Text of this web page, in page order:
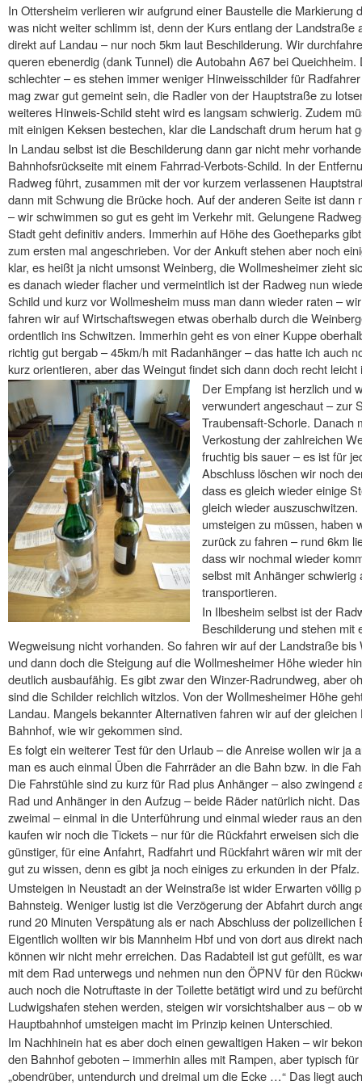
In Ottersheim verlieren wir aufgrund einer Baustelle die Markierung
was nicht weiter schlimm ist, denn der Kurs entlang der
direkt auf Landau – nur noch 5km laut Beschilderung. Wir
queren ebenerdig (dank Tunnel) die Autobahn A67 bei
schlechter – es stehen immer weniger Hinweisschilder für
mag zwar gut gemeint sein, die Radler von der Hauptstraße zu
weiteres Hinweis-Schild steht wird es langsam schwierig. Zudem
mit einigen Keksen bestechen, klar die Landschaft drum herum hat
In Landau selbst ist die Beschilderung dann gar nicht mehr
Bahnhofsrückseite mit einem Fahrrad-Verbots-Schild. In der
Radweg führt, zusammen mit der vor kurzem verlassenen
dann mit Schwung die Brücke hoch. Auf der anderen Seite ist
– wir schwimmen so gut es geht im Verkehr mit. Gelungene
Stadt geht definitiv anders. Immerhin auf Höhe des Goetheparks
zum ersten mal angeschrieben. Vor der Ankuft stehen aber noch
klar, es heißt ja nicht umsonst Weinberg, die Wollmesheimer zieht
es danach wieder flacher und vermeintlich ist der Radweg nun
Schild und kurz vor Wollmesheim muss man dann wieder raten –
fahren wir auf Wirtschaftswegen etwas oberhalb durch die
ordentlich ins Schwitzen. Immerhin geht es von einer Kuppe
richtig gut bergab – 45km/h mit Radanhänger – das hatte ich auch
kurz orientieren, aber das Weingut findet sich dann doch recht
Der Empfang ist herzlich und
verwundert angeschaut – zur
Traubensaft-Schorle. Danach
Verkostung der zahlreichen
fruchtig bis sauer – es ist für
Abschluss löschen wir noch
dass es gleich wieder einige
gleich wieder
umsteigen zu müssen, haben
zurück zu fahren – rund 6km
dass wir nochmal wieder
selbst mit Anhänger
transportieren.
In Ilbesheim selbst ist der
Beschilderung und stehen mit
Wegweisung nicht vorhanden. So fahren wir auf der Landstraße
und dann doch die Steigung auf die Wollmesheimer Höhe wieder
deutlich ausbaufähig. Es gibt zwar den Winzer-Radrundweg, aber
sind die Schilder reichlich witzlos. Von der Wollmesheimer Höhe
Landau. Mangels bekannter Alternativen fahren wir auf der
Bahnhof, wie wir gekommen sind.
Es folgt ein weiterer Test für den Urlaub – die Anreise wollen wir ja
man es auch einmal Üben die Fahrräder an die Bahn bzw. in die
Die Fahrstühle sind zu kurz für Rad plus Anhänger – also zwingend
Rad und Anhänger in den Aufzug – beide Räder natürlich nicht.
zweimal – einmal in die Unterführung und einmal wieder raus an
kaufen wir noch die Tickets – nur für die Rückfahrt erweisen sich
günstiger, für eine Anfahrt, Radfahrt und Rückfahrt wären wir mit
gut zu wissen, denn es gibt ja noch einiges zu erkunden in der Pfalz.
Umsteigen in Neustadt an der Weinstraße ist wider Erwarten völlig
Bahnsteig. Weniger lustig ist die Verzögerung der Abfahrt durch
rund 20 Minuten Verspätung als er nach Abschluss der
Eigentlich wollten wir bis Mannheim Hbf und von dort aus direkt
können wir nicht mehr erreichen. Das Radabteil ist gut gefüllt, es
mit dem Rad unterwegs und nehmen nun den ÖPNV für den
auch noch die Notruftaste in der Toilette betätigt wird und zu
Ludwigshafen stehen werden, steigen wir vorsichtshalber aus – ob
Hauptbahnhof umsteigen macht im Prinzip keinen Unterschied.
Im Nachhinein hat es aber doch einen gewaltigen Haken – wir
den Bahnhof geboten – immerhin alles mit Rampen, aber typisch
„obendrüber, untendurch und dreimal um die Ecke …“ Das liegt